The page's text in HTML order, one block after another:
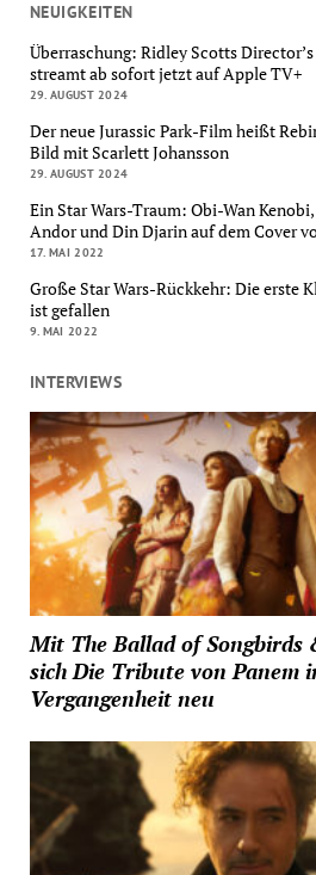
NEUIGKEITEN
Überraschung: Ridley Scotts
streamt ab sofort jetzt auf Apple TV+
29. AUGUST 2024
Der neue Jurassic Park-Film heißt
Bild mit Scarlett Johansson
29. AUGUST 2024
Ein Star Wars-Traum: Obi-Wan
Andor und Din Djarin auf dem Cover
17. MAI 2022
Große Star Wars-Rückkehr: Die erste
ist gefallen
9. MAI 2022
INTERVIEWS
Mit The Ballad of Songbirds
sich Die Tribute von Panem
Vergangenheit neu